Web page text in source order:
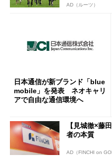
AD（ルーツ）
日本通信が新ブランド「blue
mobile」を発表 ネオキャリ
アで自由な通信環境へ
【見城徹×藤
者の本質
AD（FINCHI on